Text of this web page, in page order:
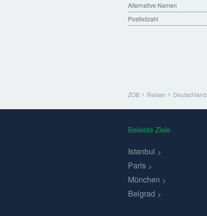
Alternative Namen
Postleitzahl
ZOB Reisen Deutschland
Beliebte Ziele
Istanbul
Paris
München
Belgrad